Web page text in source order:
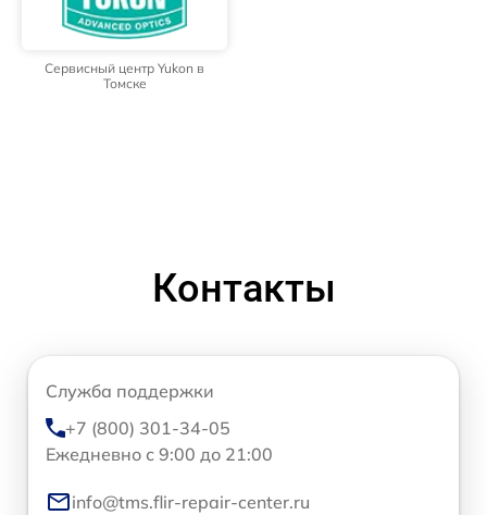
Сервисный центр Yukon в
Томске
Контакты
Служба поддержки
+7 (800) 301-34-05
Ежедневно с 9:00 до 21:00
info@tms.flir-repair-center.ru